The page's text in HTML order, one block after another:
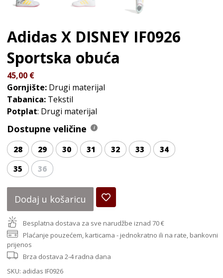
Adidas X DISNEY IF0926
Sportska obuća
45,00 €
Gornjište: Drugi materijal
Tabanica: Tekstil
Potplat: Drugi materijal
Dostupne veličine
28 29 30 31 32 33
34
35
36
Dodaj u košaricu
Besplatna dostava za sve narudžbe iznad 70 €
Plaćanje pouzećem, karticama - jednokratno ili na rate, bankovni
prijenos
Brza dostava 2-4 radna dana
SKU: adidas IF0926